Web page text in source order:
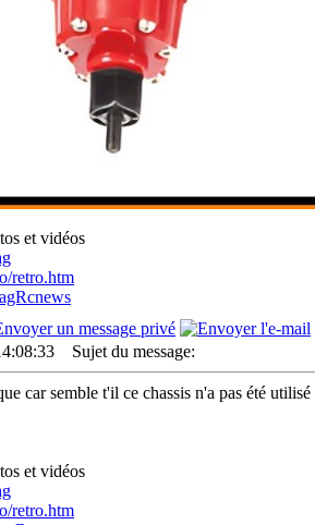
et vidéos
retro.htm
Sujet du message:
car semble t'il ce chassis n'a pas été
et vidéos
retro.htm